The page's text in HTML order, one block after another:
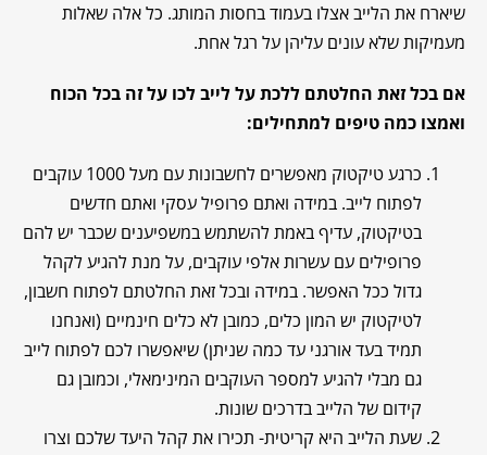
שיארח את הלייב אצלו בעמוד בחסות המותג. כל אלה שאלות
מעמיקות שלא עונים עליהן על רגל אחת.
אם בכל זאת החלטתם ללכת על לייב לכו על זה בכל הכוח
ואמצו כמה טיפים למתחילים:
כרגע טיקטוק מאפשרים לחשבונות עם מעל 1000 עוקבים
לפתוח לייב. במידה ואתם פרופיל עסקי ואתם חדשים
בטיקטוק, עדיף באמת להשתמש במשפיענים שכבר יש להם
פרופילים עם עשרות אלפי עוקבים, על מנת להגיע לקהל
גדול ככל האפשר. במידה ובכל זאת החלטתם לפתוח חשבון,
לטיקטוק יש המון כלים, כמובן לא כלים חינמיים (ואנחנו
תמיד בעד אורגני עד כמה שניתן) שיאפשרו לכם לפתוח לייב
גם מבלי להגיע למספר העוקבים המינימאלי, וכמובן גם
קידום של הלייב בדרכים שונות.
שעת הלייב היא קריטית- תכירו את קהל היעד שלכם וצרו